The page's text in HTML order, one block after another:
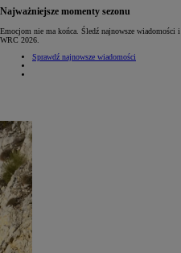
Najważniejsze momenty sezonu
Emocjom nie ma końca. Śledź najnowsze
WRC 2026.
Sprawdź najnowsze wiadomości